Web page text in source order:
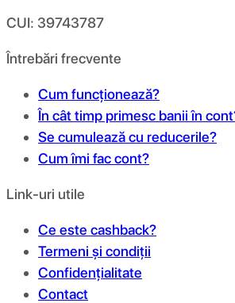
CUI: 39743787
Întrebări frecvente
Cum funcționează?
În cât timp primesc banii în
Se cumulează cu reducerile?
Cum îmi fac cont?
Link-uri utile
Ce este cashback?
Termeni și condiții
Confidențialitate
Contact